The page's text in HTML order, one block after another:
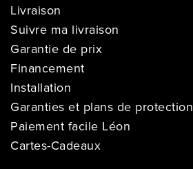
Livraison
Suivre ma livraison
Garantie de prix
Financement
Installation
Garanties et plans de protection
Paiement facile Léon
Cartes-Cadeaux